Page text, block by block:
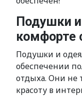
Подушки
комфорте
Подушки и
обеспечении
отдыха. Они не
красоту в